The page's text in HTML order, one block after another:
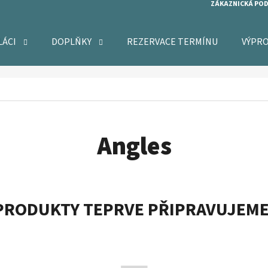
ZÁKAZNICKÁ
DOPLŇKY REZERVACE TERMÍNU
Angles
TEPRVE